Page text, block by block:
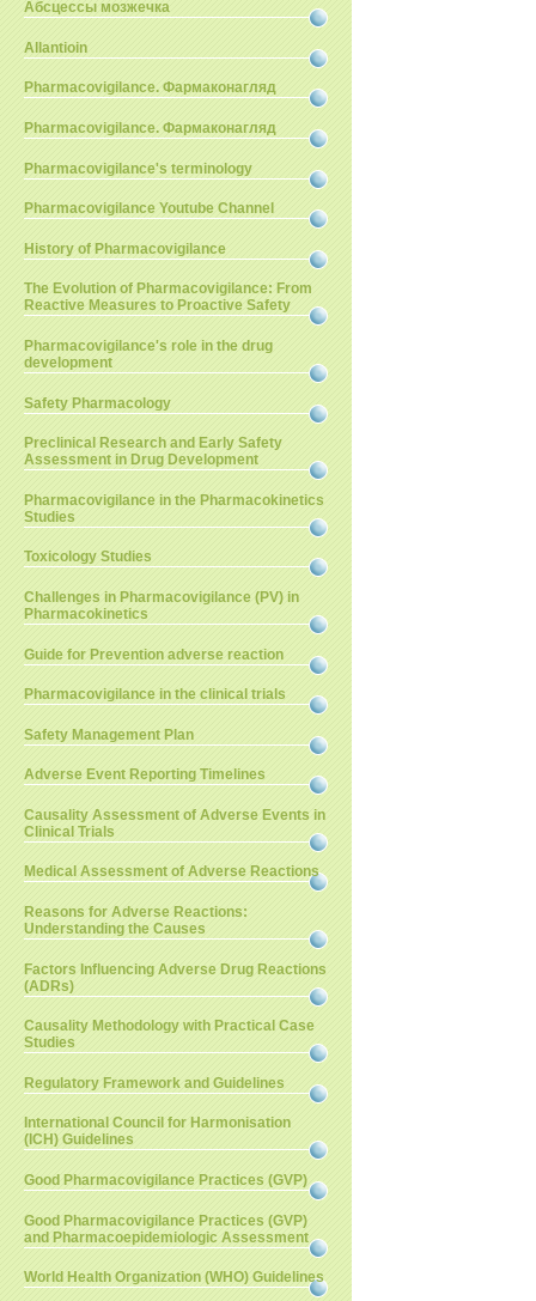
Абсцессы мозжечка
Allantioin
Pharmacovigilance. Фармаконагляд
Pharmacovigilance. Фармаконагляд
Pharmacovigilance's terminology
Pharmacovigilance Youtube Channel
History of Pharmacovigilance
The Evolution of Pharmacovigilance: From
Reactive Measures to Proactive Safety
Pharmacovigilance's role in the drug
development
Safety Pharmacology
Preclinical Research and Early Safety
Assessment in Drug Development
Pharmacovigilance in the Pharmacokinetics
Studies
Toxicology Studies
Challenges in Pharmacovigilance (PV) in
Pharmacokinetics
Guide for Prevention adverse reaction
Pharmacovigilance in the clinical trials
Safety Management Plan
Adverse Event Reporting Timelines
Causality Assessment of Adverse Events in
Clinical Trials
Medical Assessment of Adverse Reactions
Reasons for Adverse Reactions:
Understanding the Causes
Factors Influencing Adverse Drug Reactions
(ADRs)
Causality Methodology with Practical Case
Studies
Regulatory Framework and Guidelines
International Council for Harmonisation
(ICH) Guidelines
Good Pharmacovigilance Practices (GVP)
Good Pharmacovigilance Practices (GVP)
and Pharmacoepidemiologic Assessment
World Health Organization (WHO) Guidelines